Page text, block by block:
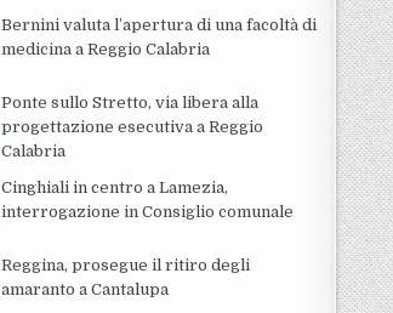
Bernini valuta l’apertura di una facoltà di
medicina a Reggio Calabria
Ponte sullo Stretto, via libera alla
progettazione esecutiva a Reggio
Calabria
Cinghiali in centro a Lamezia,
interrogazione in Consiglio comunale
Reggina, prosegue il ritiro degli
amaranto a Cantalupa